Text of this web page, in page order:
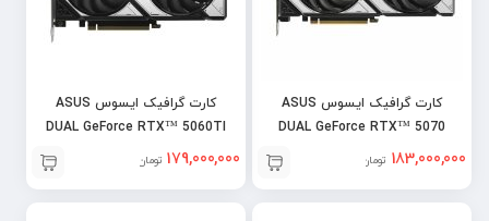
کارت گرافیک ایسوس ASUS
DUAL GeForce RTX™ 5070
183,000,000 تومان
کارت گرافیک ایسوس ASUS
DUAL GeForce RTX™ 5060TI
179,000,000 تومان